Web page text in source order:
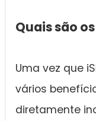
Quais são
Uma vez que
vários
diretamente